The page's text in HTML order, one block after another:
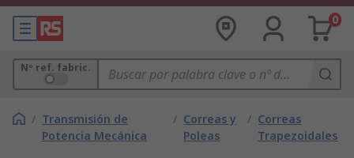
0
Nº ref. fabric.
/ Transmisión de
Potencia Mecánica
/ Correas y
Poleas
/ Correas
Trapezoidales